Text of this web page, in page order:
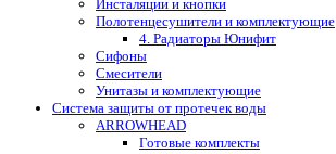
Инсталяции и кнопки
Полотенцесушители и комплектующие
4. Радиаторы Юнифит
Сифоны
Смесители
Унитазы и комплектующие
Система защиты от протечек воды
ARROWHEAD
Готовые комплекты